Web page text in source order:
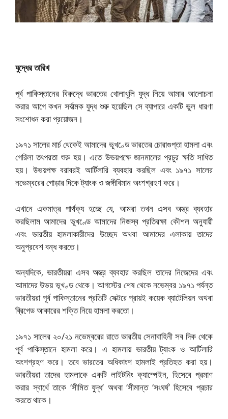
যুদ্ধের তারিখ
পূর্ব পাকিস্তানের বিরুদ্ধে ভারতের খোলাখুলি যুদ্ধ নিয়ে আমার আলোচনা
করার আগে কখন সর্বাত্মক যুদ্ধ শুরু হয়েছিল সে ব্যাপারে একটি ভুল ধারণা
সংশোধন করা প্রয়োজন।
১৯৭১ সালের মার্চ থেকেই আমাদের ভূখণ্ডে ভারতের চোরাগুপ্তা হামলা এবং
গেরিলা তৎপরতা শুরু হয়। এতে উভয়পক্ষে জানমালের প্রচুর ক্ষতি সাধিত
হয়। উভয়পক্ষ বরাবরই আর্টিলারি ব্যবহার করছিল এবং ১৯৭১ সালের
নভেম্বরের গোড়ার দিকে ট্যাংক ও জঙ্গীবিমান অংশগ্রহণ করে।
এখানে একমাত্র পার্থক্য হচ্ছে যে, আমরা তখন এসব অস্ত্র ব্যবহার
করছিলাম আমাদের ভূখণ্ডে আমাদের নিজস্ব প্রতিরক্ষা কৌশল অনুযায়ী
এবং ভারতীয় হামলাকারীদের উচ্ছেদ অথবা আমাদের এলাকায় তাদের
অনুপ্রবেশ বন্ধ করতে।
অন্যদিকে, ভারতীয়রা এসব অস্ত্র ব্যবহার করছিল তাদের নিজেদের এবং
আমাদের উভয় ভূখণ্ড থেকে। আগস্টের শেষ থেকে নভেম্বর ১৯৭১ পর্যন্ত
ভারতীয়রা পূর্ব পাকিস্তানের প্রতিটি সেক্টরে প্রায়ই কয়েক ব্যাটেলিয়ন অথবা
ব্রিগেড আকারের শক্তি নিয়ে হামলা করতো।
১৯৭১ সালের ২০/২১ নভেম্বরের রাতে ভারতীয় সেনাবাহিনী সব দিক থেকে
পূর্ব পাকিস্তানে হামলা করে। এ হামলায় ভারতীয় ট্যাংক ও আর্টিলারি
অংশগ্রহণ করে। তবে ভারতের অধিকাংশ হামলাই প্রতিহত করা হয়।
ভারতীয়রা তাদের হামলাকে একটি লাইটনিং ক্যাম্পেইন, হিসেবে প্রমাণ
করার স্বার্থে তাকে ‘সীমিত যুদ্ধ’ অথবা ‘সীমান্ত ‘সংঘর্ষ’ হিসেবে প্রচার
করতে থাকে।